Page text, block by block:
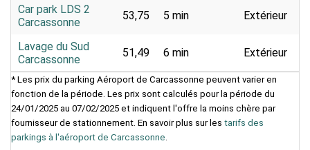
Car park LDS 2
Carcassonne
53,75 5 min Extérieur
Lavage du Sud
Carcassonne
51,49 6 min Extérieur
* Les prix du parking Aéroport de Carcassonne peuvent varier en
fonction de la période. Les prix sont calculés pour la période du
24/01/2025 au 07/02/2025 et indiquent l'offre la moins chère par
fournisseur de stationnement. En savoir plus sur les tarifs des
parkings à l'aéroport de Carcassonne